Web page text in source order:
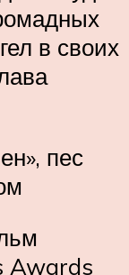
в своих
пес
Awards